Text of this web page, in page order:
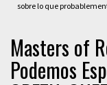
sobre lo que
Masters of
Podemos